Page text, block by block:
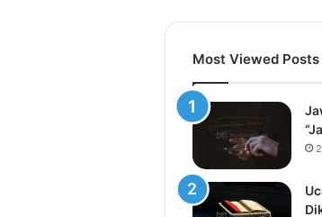
Most Viewed Posts